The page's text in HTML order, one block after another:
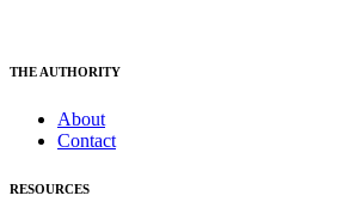
THE AUTHORITY
About
Contact
RESOURCES